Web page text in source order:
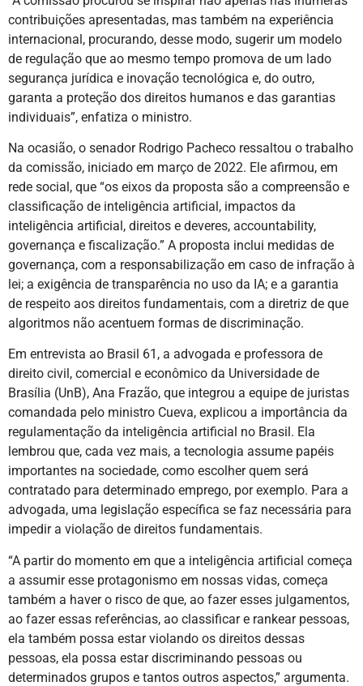
contribuições apresentadas, mas também na experiência
internacional, procurando, desse modo, sugerir um modelo
de regulação que ao mesmo tempo promova de um lado
segurança jurídica e inovação tecnológica e, do outro,
garanta a proteção dos direitos humanos e das garantias
individuais”, enfatiza o ministro.
Na ocasião, o senador Rodrigo Pacheco ressaltou o trabalho
da comissão, iniciado em março de 2022. Ele afirmou, em
rede social, que “os eixos da proposta são a compreensão e
classificação de inteligência artificial, impactos da
inteligência artificial, direitos e deveres, accountability,
governança e fiscalização.” A proposta inclui medidas de
governança, com a responsabilização em caso de infração à
lei; a exigência de transparência no uso da IA; e a garantia
de respeito aos direitos fundamentais, com a diretriz de que
algoritmos não acentuem formas de discriminação.
Em entrevista ao Brasil 61, a advogada e professora de
direito civil, comercial e econômico da Universidade de
Brasília (UnB), Ana Frazão, que integrou a equipe de juristas
comandada pelo ministro Cueva, explicou a importância da
regulamentação da inteligência artificial no Brasil. Ela
lembrou que, cada vez mais, a tecnologia assume papéis
importantes na sociedade, como escolher quem será
contratado para determinado emprego, por exemplo. Para a
advogada, uma legislação específica se faz necessária para
impedir a violação de direitos fundamentais.
“A partir do momento em que a inteligência artificial começa
a assumir esse protagonismo em nossas vidas, começa
também a haver o risco de que, ao fazer esses julgamentos,
ao fazer essas referências, ao classificar e rankear pessoas,
ela também possa estar violando os direitos dessas
pessoas, ela possa estar discriminando pessoas ou
determinados grupos e tantos outros aspectos,” argumenta.